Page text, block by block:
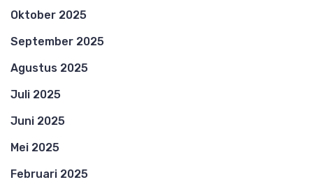
Oktober 2025
September 2025
Agustus 2025
Juli 2025
Juni 2025
Mei 2025
Februari 2025